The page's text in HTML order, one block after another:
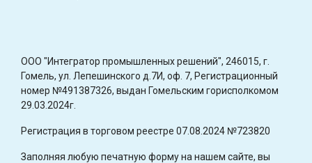
OOO "Интегратор промышленных решений", 246015, г.
Гомель, ул. Лепешинского д.7И, оф. 7, Регистрационный
номер №491387326, выдан Гомельским горисполкомом
29.03.2024г.
Регистрация в торговом реестре 07.08.2024 №723820
Заполняя любую печатную форму на нашем сайте, вы